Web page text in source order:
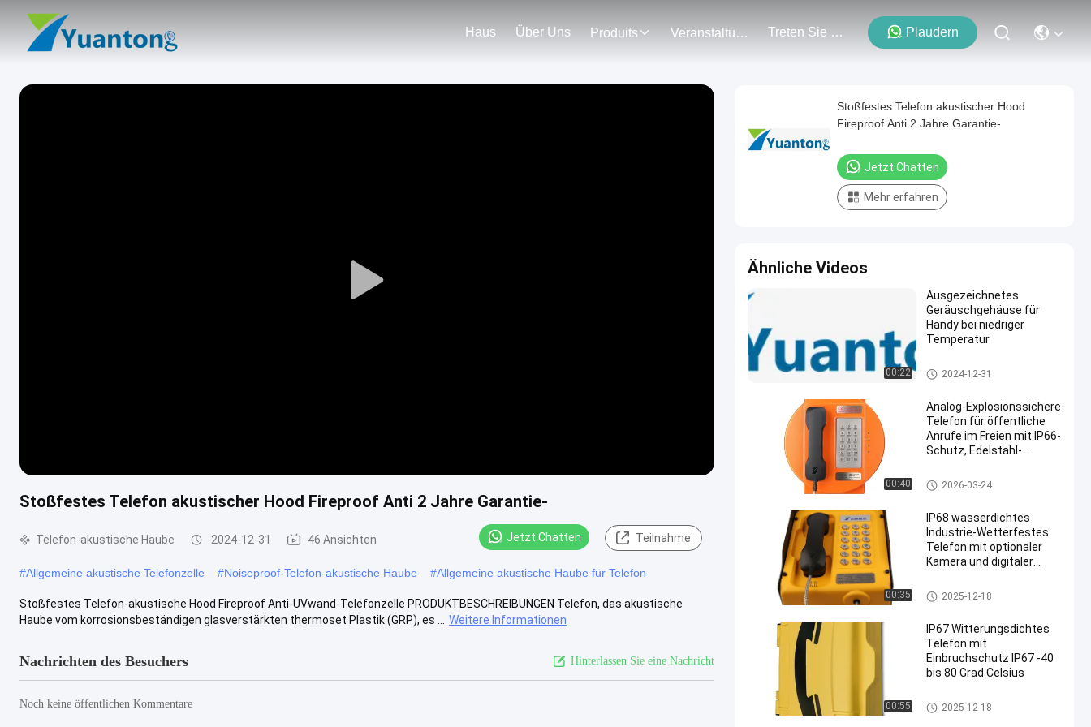
Haus Über Uns Produits Veranstaltungen Treten Sie Mit Uns In Verbindung Plaudern
Play
Stoßfestes Telefon akustischer Hood Fireproof Anti 2 Jahre Garantie-
Telefon-akustische Haube 2024-12-31 46 Ansichten Jetzt Chatten Teilnahme
#Allgemeine akustische Telefonzelle #Noiseproof-Telefon-akustische Haube #Allgemeine akustische Haube für Telefon
Stoßfestes Telefon-akustische Hood Fireproof Anti-UVwand-Telefonzelle PRODUKTBESCHREIBUNGEN Telefon, das akustische
Haube vom korrosionsbeständigen glasverstärkten thermoset Plastik (GRP), es ...
Weitere Informationen
Nachrichten des Besuchers Hinterlassen Sie eine Nachricht
Noch keine öffentlichen Kommentare
Stoßfestes Telefon akustischer Hood
Fireproof Anti 2 Jahre Garantie-
Jetzt Chatten
Mehr erfahren
Ähnliche Videos
00:22
Ausgezeichnetes
Geräuschgehäuse für
Handy bei niedriger
Temperatur
Telefon-akustische Haube
2024-12-31
00:40
Analog-Explosionssichere
Telefon für öffentliche
Anrufe im Freien mit IP66-
Schutz, Edelstahl-
eingebauten Verstärker
Explosionssicheres Telefon
2026-03-24
00:35
IP68 wasserdichtes
Industrie-Wetterfestes
Telefon mit optionaler
Kamera und digitaler
Notfalleinsatz im Freien
Industrielles wetterfestes Tele
fon
2025-12-18
00:55
IP67 Witterungsdichtes
Telefon mit
Einbruchschutz IP67 -40
bis 80 Grad Celsius
Industrielle Kommunikationsg
eräte
2025-12-18